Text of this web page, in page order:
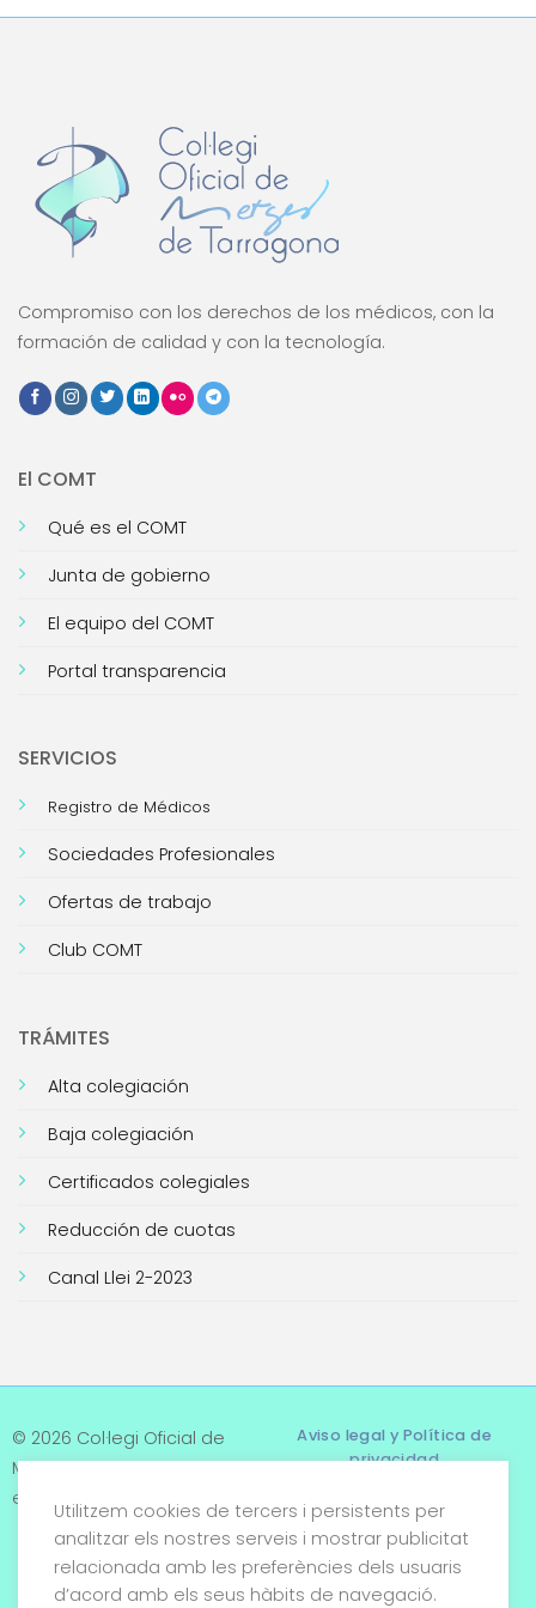
Compromiso con los derechos de los médicos, con la
formación de calidad y con la tecnología.
El COMT
Qué es el COMT
Junta de gobierno
El equipo del COMT
Portal transparencia
SERVICIOS
Registro de Médicos
Sociedades Profesionales
Ofertas de trabajo
Club COMT
TRÁMITES
Alta colegiación
Baja colegiación
Certificados colegiales
Reducción de cuotas
Canal Llei 2-2023
© 2026 Col·legi Oficial de
Metges de Tarragona. Tots
els drets reservats
Aviso legal y Política de
privacidad
Términos y condiciones
Política de cookies
Utilitzem cookies de tercers i persistents per
analitzar els nostres serveis i mostrar publicitat
relacionada amb les preferències dels usuaris
d’acord amb els seus hàbits de navegació.